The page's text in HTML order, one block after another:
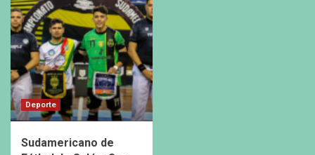
Deporte
Sudamericano de